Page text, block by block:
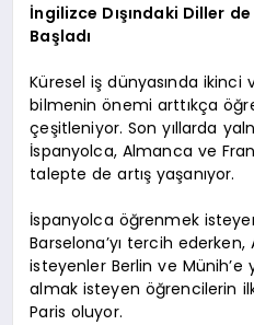
İngilizce Dışındaki Diller
Başladı
Küresel iş dünyasında ikinci
bilmenin önemi arttıkça
çeşitleniyor. Son yıllarda
İspanyolca, Almanca ve
talepte de artış yaşanıyor.
İspanyolca öğrenmek
Barselona’yı tercih
isteyenler Berlin ve Münih’e
almak isteyen öğrencilerin
Paris oluyor.